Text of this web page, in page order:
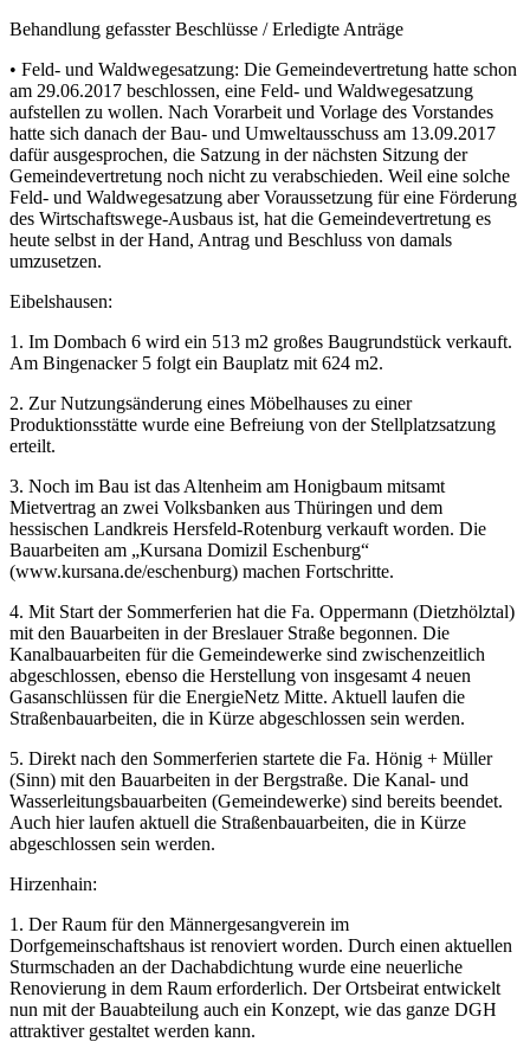
Behandlung gefasster Beschlüsse / Erledigte Anträge
• Feld- und Waldwegesatzung: Die Gemeindevertretung hatte schon
am 29.06.2017 beschlossen, eine Feld- und Waldwegesatzung
aufstellen zu wollen. Nach Vorarbeit und Vorlage des Vorstandes
hatte sich danach der Bau- und Umweltausschuss am 13.09.2017
dafür ausgesprochen, die Satzung in der nächsten Sitzung der
Gemeindevertretung noch nicht zu verabschieden. Weil eine solche
Feld- und Waldwegesatzung aber Voraussetzung für eine Förderung
des Wirtschaftswege-Ausbaus ist, hat die Gemeindevertretung es
heute selbst in der Hand, Antrag und Beschluss von damals
umzusetzen.
Eibelshausen:
1. Im Dombach 6 wird ein 513 m2 großes Baugrundstück verkauft.
Am Bingenacker 5 folgt ein Bauplatz mit 624 m2.
2. Zur Nutzungsänderung eines Möbelhauses zu einer
Produktionsstätte wurde eine Befreiung von der Stellplatzsatzung
erteilt.
3. Noch im Bau ist das Altenheim am Honigbaum mitsamt
Mietvertrag an zwei Volksbanken aus Thüringen und dem
hessischen Landkreis Hersfeld-Rotenburg verkauft worden. Die
Bauarbeiten am „Kursana Domizil Eschenburg“
(www.kursana.de/eschenburg) machen Fortschritte.
4. Mit Start der Sommerferien hat die Fa. Oppermann (Dietzhölztal)
mit den Bauarbeiten in der Breslauer Straße begonnen. Die
Kanalbauarbeiten für die Gemeindewerke sind zwischenzeitlich
abgeschlossen, ebenso die Herstellung von insgesamt 4 neuen
Gasanschlüssen für die EnergieNetz Mitte. Aktuell laufen die
Straßenbauarbeiten, die in Kürze abgeschlossen sein werden.
5. Direkt nach den Sommerferien startete die Fa. Hönig + Müller
(Sinn) mit den Bauarbeiten in der Bergstraße. Die Kanal- und
Wasserleitungsbauarbeiten (Gemeindewerke) sind bereits beendet.
Auch hier laufen aktuell die Straßenbauarbeiten, die in Kürze
abgeschlossen sein werden.
Hirzenhain:
1. Der Raum für den Männergesangverein im
Dorfgemeinschaftshaus ist renoviert worden. Durch einen aktuellen
Sturmschaden an der Dachabdichtung wurde eine neuerliche
Renovierung in dem Raum erforderlich. Der Ortsbeirat entwickelt
nun mit der Bauabteilung auch ein Konzept, wie das ganze DGH
attraktiver gestaltet werden kann.